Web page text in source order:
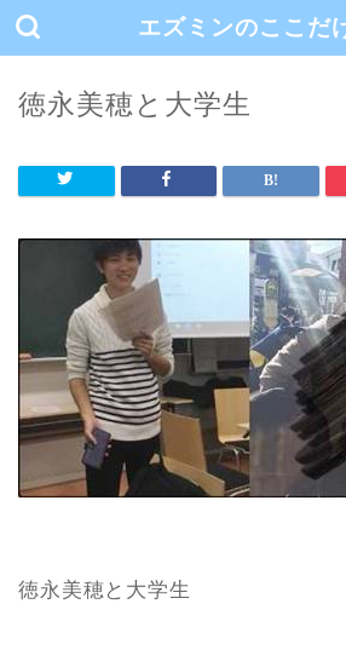
エズミンのここだ
徳永美穂と大学生
徳永美穂と大学生